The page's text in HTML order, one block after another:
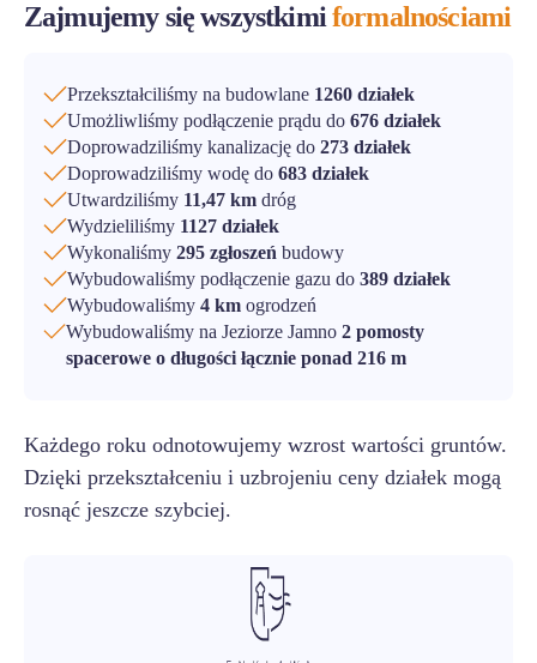
Zajmujemy się wszystkimiformalnościami
Przekształciliśmy na budowlane 1260 działek
Umożliwliśmy podłączenie prądu do 676 działek
Doprowadziliśmy kanalizację do 273 działek
Doprowadziliśmy wodę do 683 działek
Utwardziliśmy 11,47 km dróg
Wydzieliliśmy 1127 działek
Wykonaliśmy 295 zgłoszeń budowy
Wybudowaliśmy podłączenie gazu do 389 działek
Wybudowaliśmy 4 km ogrodzeń
Wybudowaliśmy na Jeziorze Jamno 2 pomosty
spacerowe o długości łącznie ponad 216 m
Każdego roku odnotowujemy wzrost wartości gruntów.
Dzięki przekształceniu i uzbrojeniu ceny działek mogą
rosnąć jeszcze szybciej.